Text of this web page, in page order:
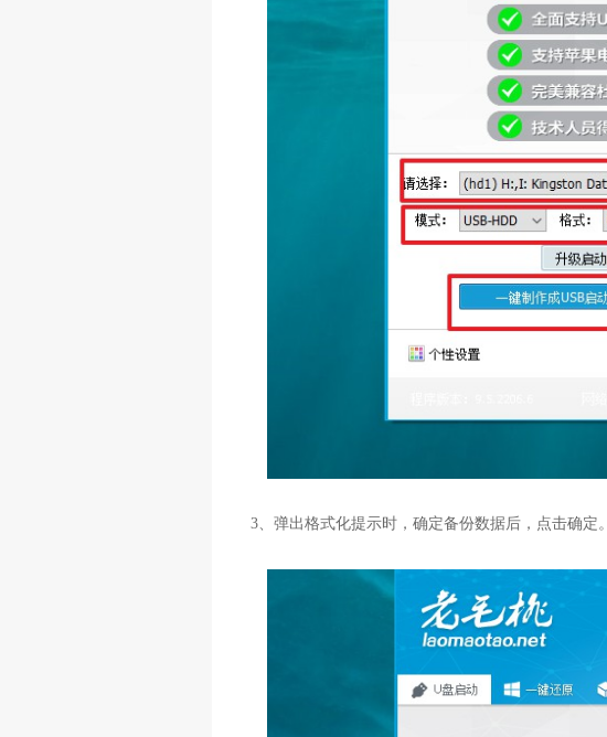
3、弹出格式化提示时，确定备份数据后，点击确定。